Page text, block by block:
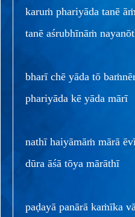
karuṁ phariyāda tanē
tanē aśrubhīnāṁ
bharī chē yāda tō
phariyāda kē yāda mārī
nathī haiyāmāṁ mārā
dūra āśā tōya mārāthī
paḍayā panārā kaṁīka